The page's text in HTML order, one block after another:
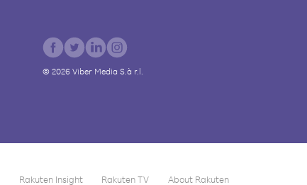
© 2026 Viber Media S.à r.l.
Rakuten Insight Rakuten TV About Rakuten